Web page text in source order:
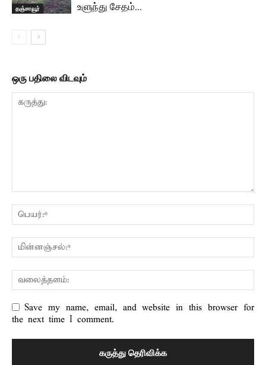
தஞ்சாவூர்
உளுந்து சேதம்…
ஒரு பதிலை விடவும்
Save my name, email, and website in this browser for
the next time I comment.